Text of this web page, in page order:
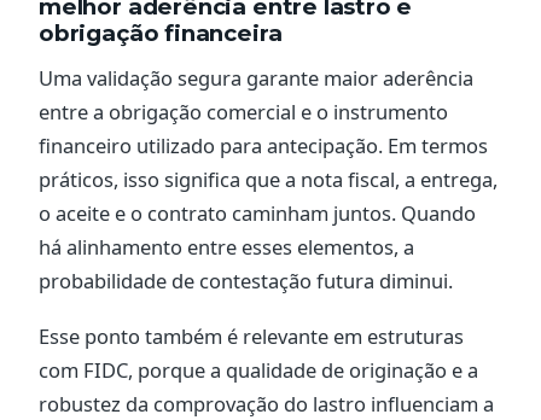
melhor aderência entre lastro e
obrigação financeira
Uma validação segura garante maior aderência
entre a obrigação comercial e o instrumento
financeiro utilizado para antecipação. Em termos
práticos, isso significa que a nota fiscal, a entrega,
o aceite e o contrato caminham juntos. Quando
há alinhamento entre esses elementos, a
probabilidade de contestação futura diminui.
Esse ponto também é relevante em estruturas
com FIDC, porque a qualidade de originação e a
robustez da comprovação do lastro influenciam a